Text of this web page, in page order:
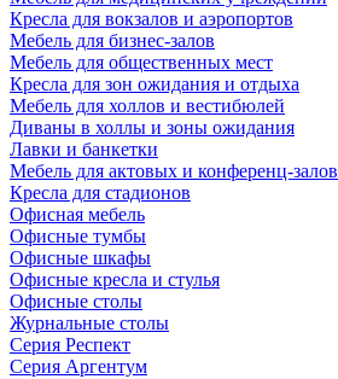
Кресла для вокзалов и аэропортов
Мебель для бизнес-залов
Мебель для общественных мест
Кресла для зон ожидания и отдыха
Мебель для холлов и вестибюлей
Диваны в холлы и зоны ожидания
Лавки и банкетки
Мебель для актовых и конференц-залов
Кресла для стадионов
Офисная мебель
Офисные тумбы
Офисные шкафы
Офисные кресла и стулья
Офисные столы
Журнальные столы
Серия Респект
Серия Аргентум